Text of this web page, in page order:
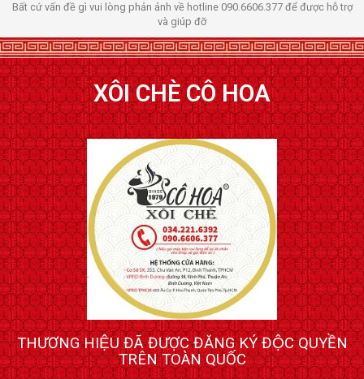
Bất cứ vấn đề gì vui lòng phản ảnh về hotline 090.6606.377 để được hỗ trợ
và giúp đỡ
XÔI CHÈ CÔ HOA
THƯƠNG HIỆU ĐÃ ĐƯỢC ĐĂNG KÝ ĐỘC QUYỀN
TRÊN TOÀN QUỐC